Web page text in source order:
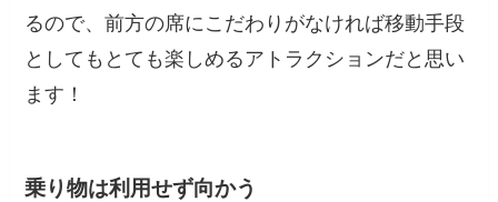
るので、前方の席にこだわりがなければ移動手段
としてもとても楽しめるアトラクションだと思い
ます！
乗り物は利用せず向かう